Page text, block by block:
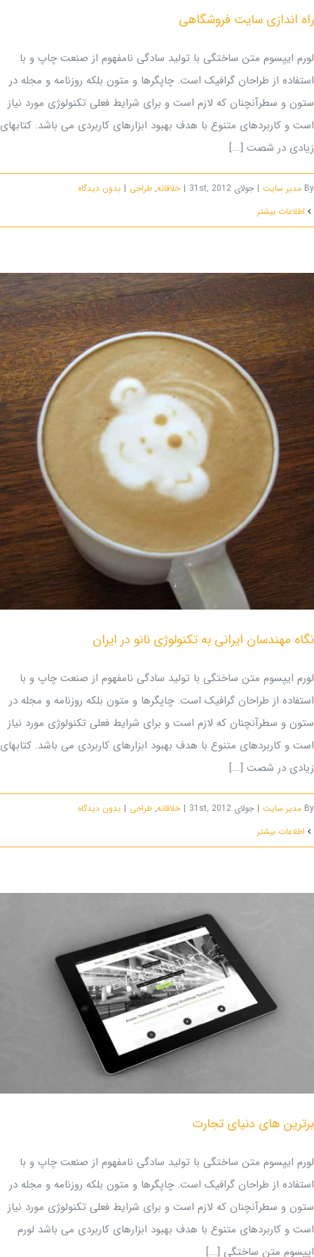
راه اندازی سایت فروشگاهی
لورم ایپسوم متن ساختگی با تولید سادگی نامفهوم از صنعت چاپ و با
استفاده از طراحان گرافیک است. چاپگرها و متون بلکه روزنامه و مجله در
ستون و سطرآنچنان که لازم است و برای شرایط فعلی تکنولوژی مورد نیاز
است و کاربردهای متنوع با هدف بهبود ابزارهای کاربردی می باشد. کتابهای
زیادی در شصت [...]
By مدیر سایت | جولای 31st, 2012 | خلاقانه, طراحی | بدون ديدگاه
اطلاعات بیشتر
نگاه مهندسان ایرانی به تکنولوژی نانو در ایران
لورم ایپسوم متن ساختگی با تولید سادگی نامفهوم از صنعت چاپ و با
استفاده از طراحان گرافیک است. چاپگرها و متون بلکه روزنامه و مجله در
ستون و سطرآنچنان که لازم است و برای شرایط فعلی تکنولوژی مورد نیاز
است و کاربردهای متنوع با هدف بهبود ابزارهای کاربردی می باشد. کتابهای
زیادی در شصت [...]
By مدیر سایت | جولای 31st, 2012 | خلاقانه, طراحی | بدون ديدگاه
اطلاعات بیشتر
برترین های دنیای تجارت
لورم ایپسوم متن ساختگی با تولید سادگی نامفهوم از صنعت چاپ و با
استفاده از طراحان گرافیک است. چاپگرها و متون بلکه روزنامه و مجله در
ستون و سطرآنچنان که لازم است و برای شرایط فعلی تکنولوژی مورد نیاز
است و کاربردهای متنوع با هدف بهبود ابزارهای کاربردی می باشد لورم
ایپسوم متن ساختگی [...]